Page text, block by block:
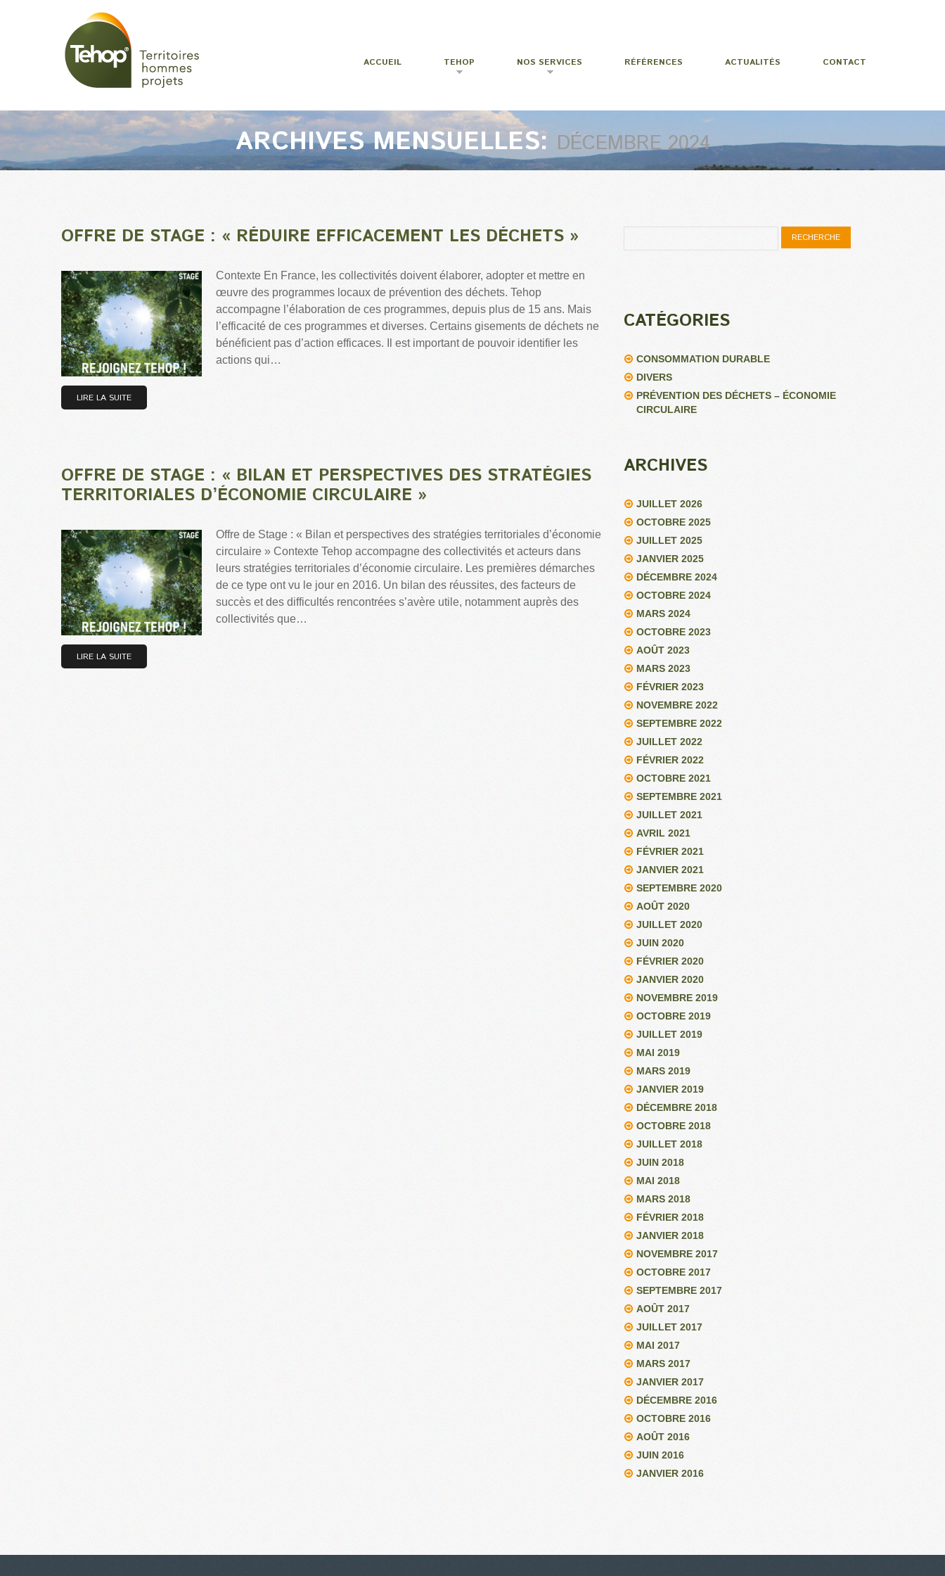
ACCUEIL TEHOP NOS SERVICES RÉFÉRENCES ACTUALITÉS CONTACT
ARCHIVES MENSUELLES: DÉCEMBRE 2024
OFFRE DE STAGE : « RÉDUIRE EFFICACEMENT LES DÉCHETS »
Contexte En France, les collectivités doivent élaborer, adopter et mettre en
œuvre des programmes locaux de prévention des déchets. Tehop
accompagne l’élaboration de ces programmes, depuis plus de 15 ans. Mais
l’efficacité de ces programmes et diverses. Certains gisements de déchets ne
bénéficient pas d’action efficaces. Il est important de pouvoir identifier les
actions qui…
LIRE LA SUITE
OFFRE DE STAGE : « BILAN ET PERSPECTIVES DES STRATÉGIES
TERRITORIALES D’ÉCONOMIE CIRCULAIRE »
Offre de Stage : « Bilan et perspectives des stratégies territoriales d’économie
circulaire » Contexte Tehop accompagne des collectivités et acteurs dans
leurs stratégies territoriales d’économie circulaire. Les premières démarches
de ce type ont vu le jour en 2016. Un bilan des réussites, des facteurs de
succès et des difficultés rencontrées s’avère utile, notamment auprès des
collectivités que…
LIRE LA SUITE
CATÉGORIES
CONSOMMATION DURABLE
DIVERS
PRÉVENTION DES DÉCHETS – ÉCONOMIE
CIRCULAIRE
ARCHIVES
JUILLET 2026
OCTOBRE 2025
JUILLET 2025
JANVIER 2025
DÉCEMBRE 2024
OCTOBRE 2024
MARS 2024
OCTOBRE 2023
AOÛT 2023
MARS 2023
FÉVRIER 2023
NOVEMBRE 2022
SEPTEMBRE 2022
JUILLET 2022
FÉVRIER 2022
OCTOBRE 2021
SEPTEMBRE 2021
JUILLET 2021
AVRIL 2021
FÉVRIER 2021
JANVIER 2021
SEPTEMBRE 2020
AOÛT 2020
JUILLET 2020
JUIN 2020
FÉVRIER 2020
JANVIER 2020
NOVEMBRE 2019
OCTOBRE 2019
JUILLET 2019
MAI 2019
MARS 2019
JANVIER 2019
DÉCEMBRE 2018
OCTOBRE 2018
JUILLET 2018
JUIN 2018
MAI 2018
MARS 2018
FÉVRIER 2018
JANVIER 2018
NOVEMBRE 2017
OCTOBRE 2017
SEPTEMBRE 2017
AOÛT 2017
JUILLET 2017
MAI 2017
MARS 2017
JANVIER 2017
DÉCEMBRE 2016
OCTOBRE 2016
AOÛT 2016
JUIN 2016
JANVIER 2016